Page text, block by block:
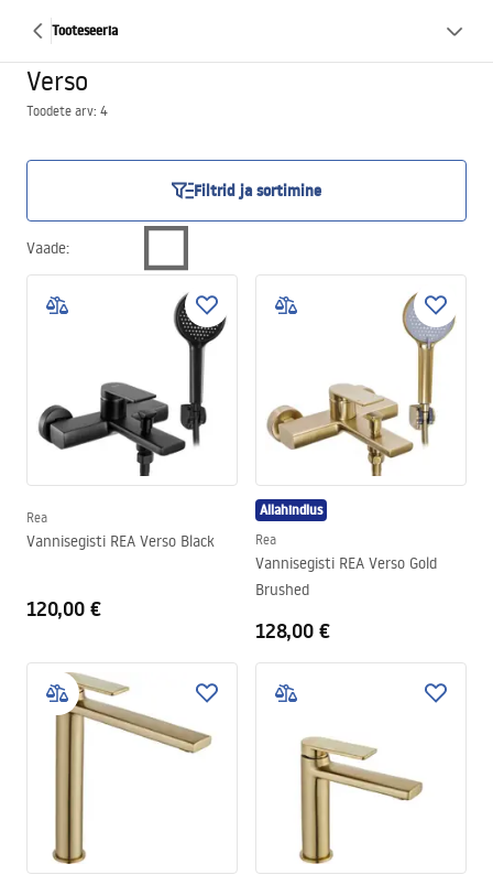
Tooteseeria
Verso
Toodete arv: 4
Filtrid ja sortimine
Vaade:
Rea
Vannisegisti REA Verso Black
120,00 €
Allahindlus
Rea
Vannisegisti REA Verso Gold
Brushed
128,00 €